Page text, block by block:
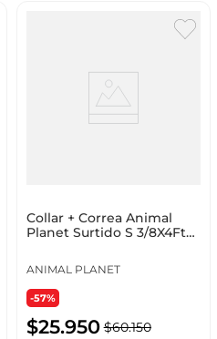
Collar + Correa Animal
Planet Surtido S 3/8X4Ft
ANIMAL PLANET
-57%
$25.950 $60.150